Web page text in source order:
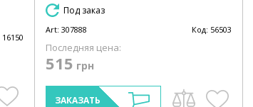
16150
Под заказ
Art: 307888 Код: 56503
Последняя цена:
515 грн
ЗАКАЗАТЬ